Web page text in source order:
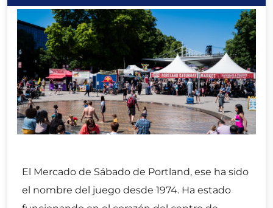
El Mercado de Sábado de Portland, ese ha sido
el nombre del juego desde 1974. Ha estado